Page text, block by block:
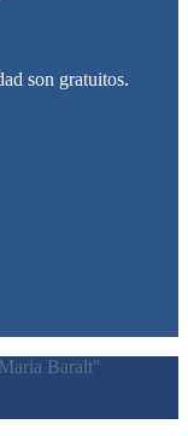
son gratuitos.
Baralt"